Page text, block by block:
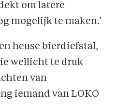
om latere
mogelijk te maken.’
heuse bierdiefstal,
wellicht te druk
van
iemand van LOKO